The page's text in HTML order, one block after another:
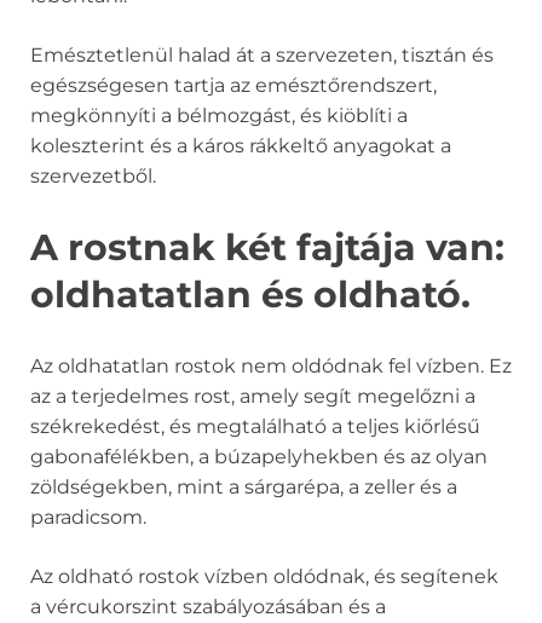
Emésztetlenül halad át a szervezeten, tisztán és
egészségesen tartja az emésztőrendszert,
megkönnyíti a bélmozgást, és kiöblíti a
koleszterint és a káros rákkeltő anyagokat a
szervezetből.
A rostnak két fajtája van:
oldhatatlan és oldható.
Az oldhatatlan rostok nem oldódnak fel vízben. Ez
az a terjedelmes rost, amely segít megelőzni a
székrekedést, és megtalálható a teljes kiőrlésű
gabonafélékben, a búzapelyhekben és az olyan
zöldségekben, mint a sárgarépa, a zeller és a
paradicsom.
Az oldható rostok vízben oldódnak, és segítenek
a vércukorszint szabályozásában és a